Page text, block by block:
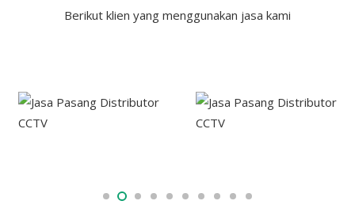
Berikut klien yang menggunakan jasa kami